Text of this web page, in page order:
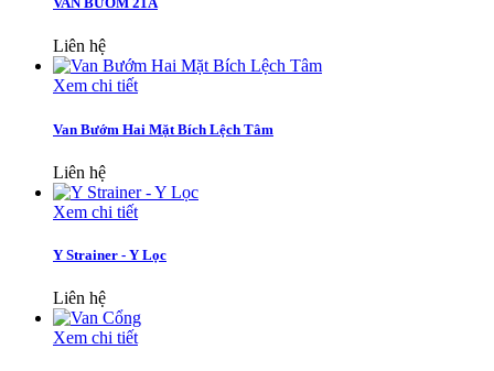
Liên hệ
Xem chi tiết
Van Bướm Hai Mặt Bích Lệch Tâm
Liên hệ
Xem chi tiết
Y Strainer - Y Lọc
Liên hệ
Xem chi tiết